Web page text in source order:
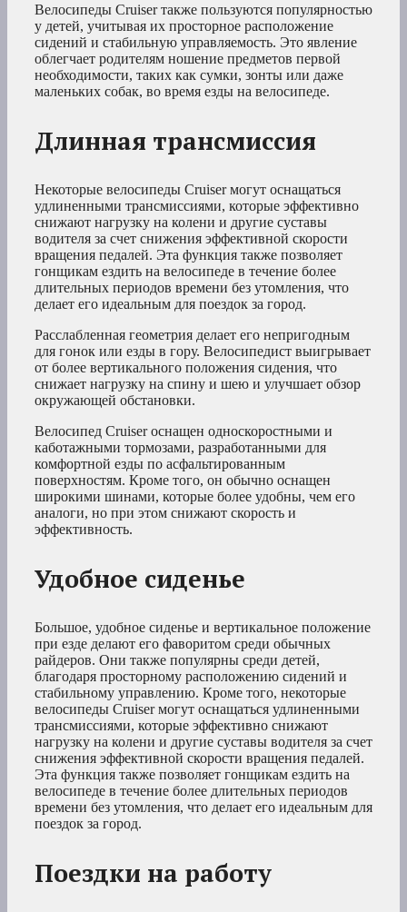
Велосипеды Cruiser также пользуются популярностью
у детей, учитывая их просторное расположение
сидений и стабильную управляемость. Это явление
облегчает родителям ношение предметов первой
необходимости, таких как сумки, зонты или даже
маленьких собак, во время езды на велосипеде.
Длинная трансмиссия
Некоторые велосипеды Cruiser могут оснащаться
удлиненными трансмиссиями, которые эффективно
снижают нагрузку на колени и другие суставы
водителя за счет снижения эффективной скорости
вращения педалей. Эта функция также позволяет
гонщикам ездить на велосипеде в течение более
длительных периодов времени без утомления, что
делает его идеальным для поездок за город.
Расслабленная геометрия делает его непригодным
для гонок или езды в гору. Велосипедист выигрывает
от более вертикального положения сидения, что
снижает нагрузку на спину и шею и улучшает обзор
окружающей обстановки.
Велосипед Cruiser оснащен односкоростными и
каботажными тормозами, разработанными для
комфортной езды по асфальтированным
поверхностям. Кроме того, он обычно оснащен
широкими шинами, которые более удобны, чем его
аналоги, но при этом снижают скорость и
эффективность.
Удобное сиденье
Большое, удобное сиденье и вертикальное положение
при езде делают его фаворитом среди обычных
райдеров. Они также популярны среди детей,
благодаря просторному расположению сидений и
стабильному управлению. Кроме того, некоторые
велосипеды Cruiser могут оснащаться удлиненными
трансмиссиями, которые эффективно снижают
нагрузку на колени и другие суставы водителя за счет
снижения эффективной скорости вращения педалей.
Эта функция также позволяет гонщикам ездить на
велосипеде в течение более длительных периодов
времени без утомления, что делает его идеальным для
поездок за город.
Поездки на работу